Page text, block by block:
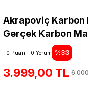
Akrapoviç Karbon
Gerçek Karbon
0 Puan - 0 Yorum %33
3.999,00 TL